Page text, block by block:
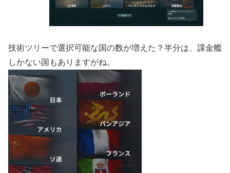
技術ツリーで選択可能な国の数が増えた？半分は、課金艦
しかない国もありますがね。